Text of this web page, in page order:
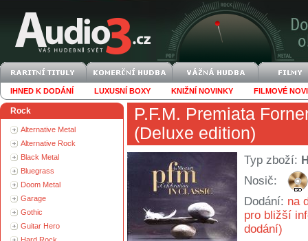
IHNED K DODÁNÍ LUXUSNÍ BOXY KNIŽNÍ NOVINKY FILMOVÉ
Rock
Alternative Metal
Alternative Rock
Black Metal
Bluegrass
Doom Metal
Garage
Gothic
Guitar Hero
P.F.M. Premiata
(Deluxe edition)
Typ zboží:
Nosič:
Dodání: na
pro bližší
dodání)